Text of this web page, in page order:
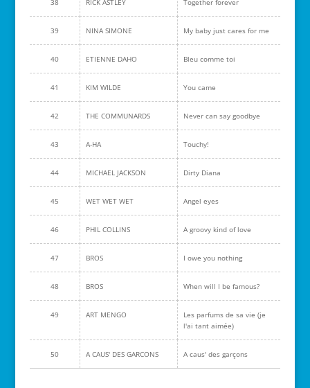
38 RICK ASTLEY Together forever
39 NINA SIMONE My baby just cares for me
40 ETIENNE DAHO Bleu comme toi
41 KIM WILDE You came
42 THE COMMUNARDS Never can say goodbye
43 A-HA Touchy!
44 MICHAEL JACKSON Dirty Diana
45 WET WET WET Angel eyes
46 PHIL COLLINS A groovy kind of love
47 BROS I owe you nothing
48 BROS When will I be famous?
49 ART MENGO
Les parfums de sa vie (je
l'ai tant aimée)
50 A CAUS' DES GARCONS A caus' des garçons